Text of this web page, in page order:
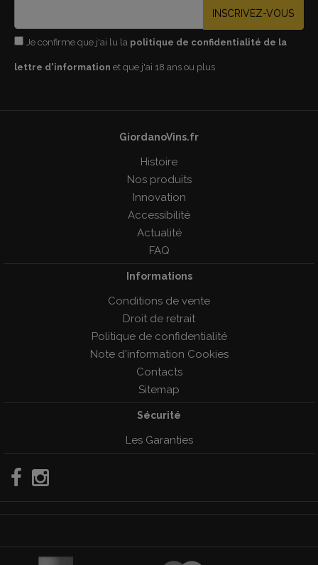
INSCRIVEZ-VOUS
Je confirme que j'ai lu la politique de confidentialité de la
lettre d'information et que j'ai 18 ans ou plus
GiordanoVins.fr
Histoire
Nos produits
Innovation
Accessibilité
Actualité
FAQ
Informations
Conditions de vente
Droit de retrait
Politique de confidentialité
Note d'information Cookies
Contacts
Sitemap
Sécurité
Les Garanties